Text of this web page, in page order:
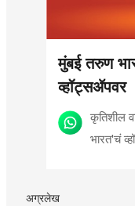
मुंबई तरुण
व्हॉट्सॲपवर
कृतिशील
भारत'चं
अग्रलेख